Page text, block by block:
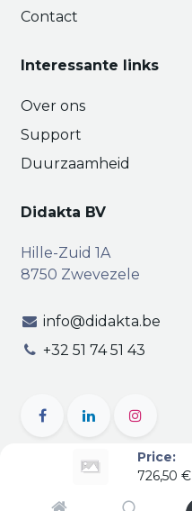
Price:
726,50 €
Contact
Interessante links
Over ons
Support
Duurzaamheid
Didakta BV
Hille-Zuid 1A
8750 Zwevezele
info@didakta.be
+32 51 74 51 43